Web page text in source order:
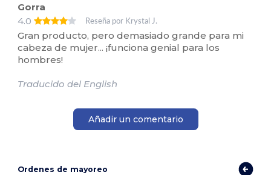
Gorra
4.0
Reseña por Krystal J.
Gran producto, pero demasiado grande para mi
cabeza de mujer... ¡funciona genial para los
hombres!
Traducido del English
Añadir un comentario
Ordenes de mayoreo